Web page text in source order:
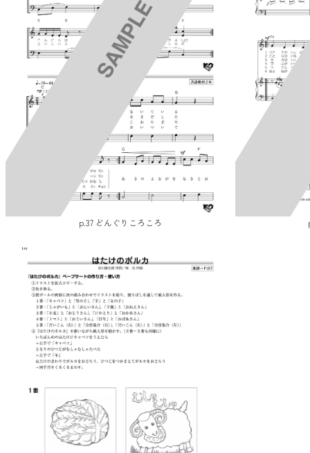
p.37 どんぐりころころ